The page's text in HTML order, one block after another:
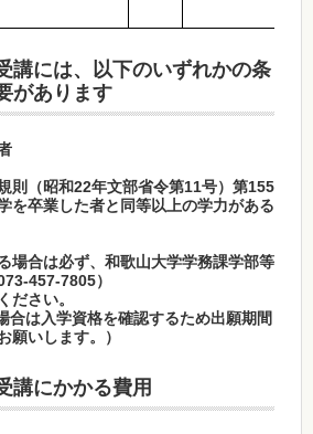
講には、以下のいずれかの条
があります
則（昭和22年文部省令第11号）第155
を卒業した者と同等以上の学力がある
場合は必ず、和歌山大学学務課学部等
457-7805）
ださい。
合は入学資格を確認するため出願期間
願いします。）
講にかかる費用